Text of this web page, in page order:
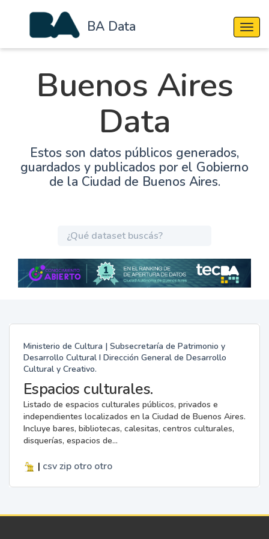
BA Data
Buenos Aires
Data
Estos son datos públicos generados,
guardados y publicados por el Gobierno
de la Ciudad de Buenos Aires.
Ministerio de Cultura | Subsecretaría de Patrimonio y
Desarrollo Cultural I Dirección General de Desarrollo
Cultural y Creativo.
Espacios culturales.
Listado de espacios culturales públicos, privados e
independientes localizados en la Ciudad de Buenos Aires.
Incluye bares, bibliotecas, calesitas, centros culturales,
disquerías, espacios de...
| csv zip otro otro